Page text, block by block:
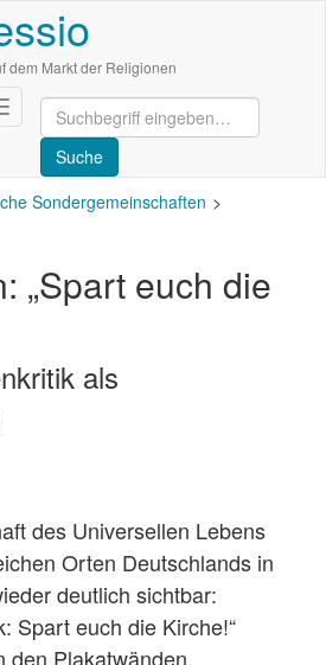
dem Markt der Religionen
deaktivieren
Sondergemeinschaften
„Spart euch die
als
des Universellen Lebens
Orten Deutschlands in
deutlich sichtbar:
Spart euch die Kirche!“
den Plakatwänden.